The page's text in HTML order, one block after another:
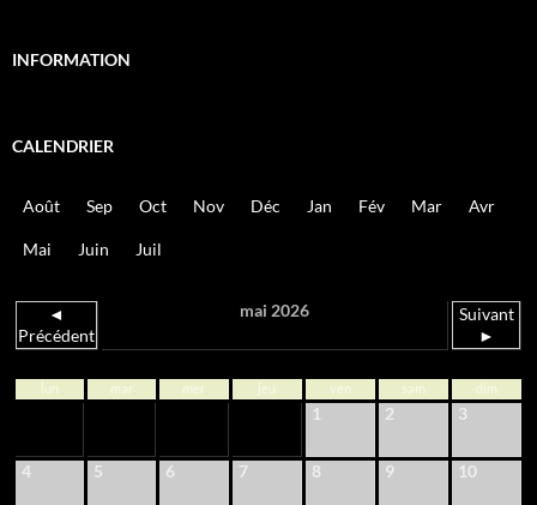
INFORMATION
CALENDRIER
Août Sep Oct Nov Déc Jan Fév Mar Avr
Mai Juin Juil
◄
Précédent
mai 2026
Suivant
►
lun mar mer jeu ven sam dim
1 2 3
4 5 6 7 8 9 10